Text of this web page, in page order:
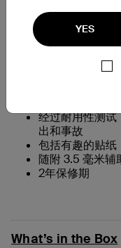
YES
专为儿童设计
电池续航时间
最大音量
经过耐用性测
出和事故
包括有趣的贴纸
随附 3.5 毫米辅
2年保修期
What’s in the Box